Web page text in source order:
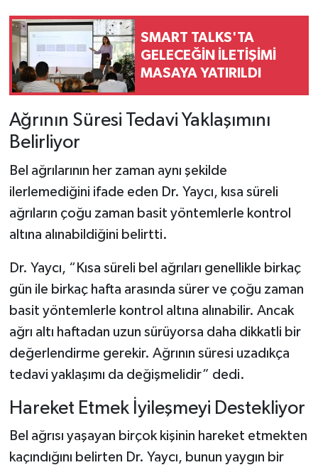
SMART TALKS'TA
GELECEĞİN İLETİŞİMİ
MASAYA YATIRILDI
Ağrının Süresi Tedavi Yaklaşımını
Belirliyor
Bel ağrılarının her zaman aynı şekilde
ilerlemediğini ifade eden Dr. Yaycı, kısa süreli
ağrıların çoğu zaman basit yöntemlerle kontrol
altına alınabildiğini belirtti.
Dr. Yaycı, “Kısa süreli bel ağrıları genellikle birkaç
gün ile birkaç hafta arasında sürer ve çoğu zaman
basit yöntemlerle kontrol altına alınabilir. Ancak
ağrı altı haftadan uzun sürüyorsa daha dikkatli bir
değerlendirme gerekir. Ağrının süresi uzadıkça
tedavi yaklaşımı da değişmelidir” dedi.
Hareket Etmek İyileşmeyi Destekliyor
Bel ağrısı yaşayan birçok kişinin hareket etmekten
kaçındığını belirten Dr. Yaycı, bunun yaygın bir